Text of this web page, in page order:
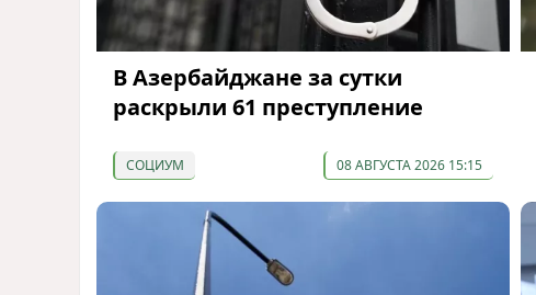
В Азербайджане за сутки
раскрыли 61 преступление
СОЦИУМ 08 АВГУСТА 2026 15:15